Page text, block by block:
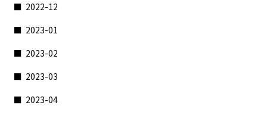
2022-12
2023-01
2023-02
2023-03
2023-04